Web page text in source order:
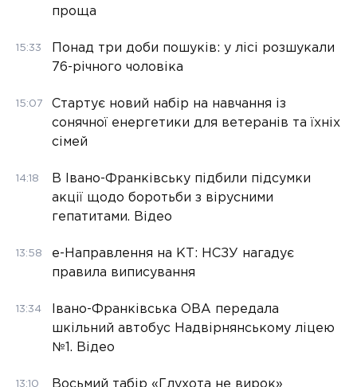
проща
15:33
Понад три доби пошуків: у лісі розшукали
76-річного чоловіка
15:07
Стартує новий набір на навчання із
сонячної енергетики для ветеранів та їхніх
сімей
14:18
В Івано-Франківську підбили підсумки
акції щодо боротьби з вірусними
гепатитами. Відео
13:58
е-Направлення на КТ: НСЗУ нагадує
правила виписування
13:34
Івано-Франківська ОВА передала
шкільний автобус Надвірнянському ліцею
№1. Відео
13:10
Восьмий табір «Глухота не вирок»